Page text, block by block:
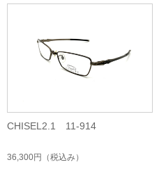
CHISEL2.1 11-914
36,300円 （税込み）